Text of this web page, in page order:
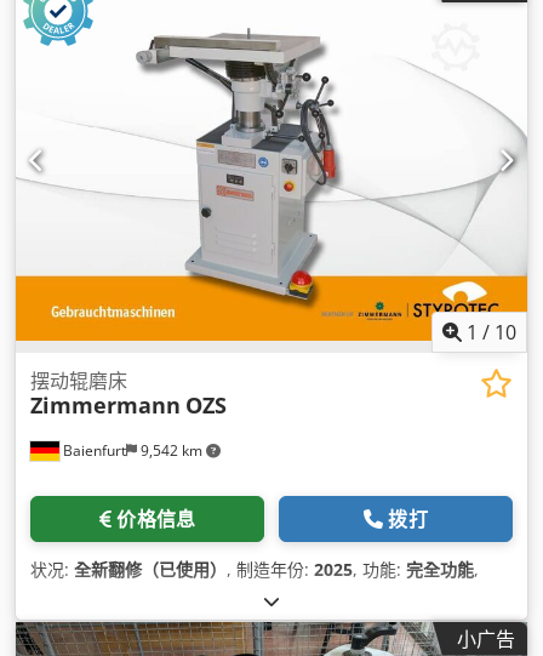
1 / 10
Baienfurt 9,542 km
摆动辊磨床
Zimmermann OZS
价格信息 拨打
状况: 全新翻修（已使用） , 制造年份: 2025, 功能: 完全功能,
小广告